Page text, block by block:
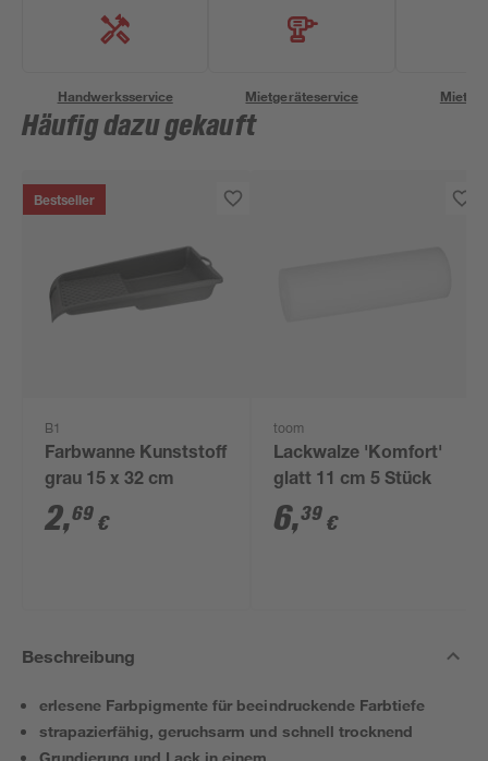
Handwerksservice Mietgeräteservice
Häufig dazu gekauft
Bestseller
B1
Farbwanne Kunststoff
grau 15 x 32 cm
2,69 €
toom
Lackwalze 'Komfort'
glatt 11 cm 5 Stück
6,39 €
Beschreibung
erlesene Farbpigmente für beeindruckende Farbtiefe
strapazierfähig, geruchsarm und schnell trocknend
Grundierung und Lack in einem